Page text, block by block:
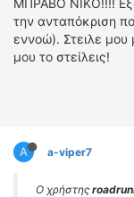
ΜΠΡΑΒΟ ΝΙΚΟ!!!!
την ανταπόκριση
εννοώ). Στειλε μου
μου το στείλεις!
A a-viper7
Ο χρήστης